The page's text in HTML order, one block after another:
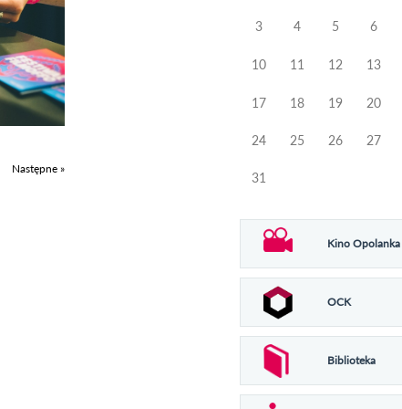
Następne »
3 4 5 6
10 11 12 13
17 18 19 20
24 25 26 27
31
Kino Opolanka
OCK
Biblioteka